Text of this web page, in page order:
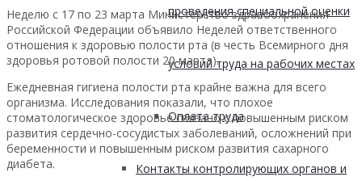
проведения специальной оценки
условий труда на рабочих местах
Оплата труда
Контакты контролирующих органов и
Неделю с 17 по 23 марта Министерство здравоохранения
Российской Федерации объявило Неделей ответственного
отношения к здоровью полости рта (в честь Всемирного дня
здоровья ротовой полости 20 марта).
Ежедневная гигиена полости рта крайне важна для всего
организма. Исследования показали, что плохое
стоматологическое здоровье связано с повышенным риском
развития сердечно-сосудистых заболеваний, осложнений при
беременности и повышенным риском развития сахарного
диабета.